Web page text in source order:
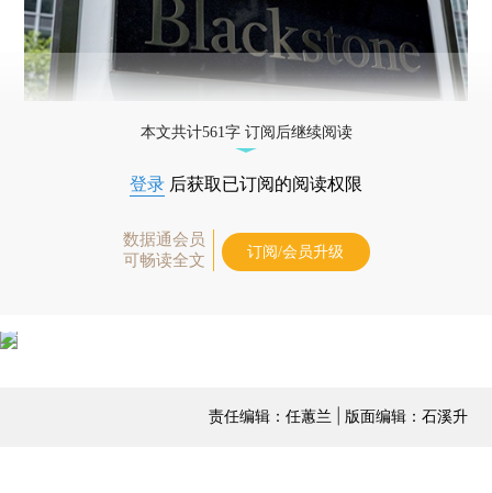
本文共计561字 订阅后继续阅读
登录 后获取已订阅的阅读权限
数据通会员
可畅读全文
订阅/会员升级
责任编辑：任蕙兰 | 版面编辑：石溪升